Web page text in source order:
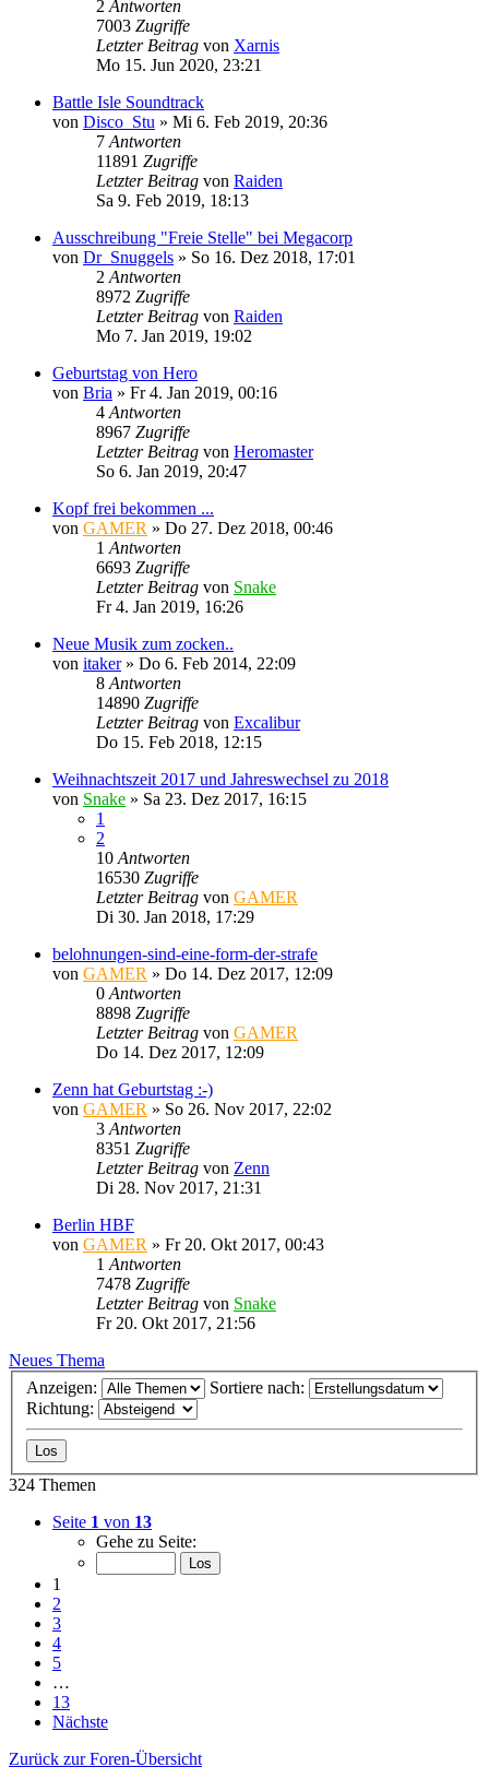
2 Antworten
7003 Zugriffe
Letzter Beitrag von Xarnis
Mo 15. Jun 2020, 23:21
Battle Isle Soundtrack
von Disco_Stu » Mi 6. Feb 2019, 20:36
7 Antworten
11891 Zugriffe
Letzter Beitrag von Raiden
Sa 9. Feb 2019, 18:13
Ausschreibung "Freie Stelle" bei Megacorp
von Dr_Snuggels » So 16. Dez 2018, 17:01
2 Antworten
8972 Zugriffe
Letzter Beitrag von Raiden
Mo 7. Jan 2019, 19:02
Geburtstag von Hero
von Bria » Fr 4. Jan 2019, 00:16
4 Antworten
8967 Zugriffe
Letzter Beitrag von Heromaster
So 6. Jan 2019, 20:47
Kopf frei bekommen ...
von GAMER » Do 27. Dez 2018, 00:46
1 Antworten
6693 Zugriffe
Letzter Beitrag von Snake
Fr 4. Jan 2019, 16:26
Neue Musik zum zocken..
von itaker» Do 6. Feb 2014, 22:09
8 Antworten
14890 Zugriffe
Letzter Beitrag von Excalibur
Do 15. Feb 2018, 12:15
Weihnachtszeit 2017 und Jahreswechsel zu 2018
von Snake » Sa 23. Dez 2017, 16:15
1
2
10 Antworten
16530 Zugriffe
Letzter Beitrag von GAMER
Di 30. Jan 2018, 17:29
belohnungen-sind-eine-form-der-strafe
von GAMER » Do 14. Dez 2017, 12:09
0 Antworten
8898 Zugriffe
Letzter Beitrag von GAMER
Do 14. Dez 2017, 12:09
Zenn hat Geburtstag :-)
von GAMER » So 26. Nov 2017, 22:02
3 Antworten
8351 Zugriffe
Letzter Beitrag von Zenn
Di 28. Nov 2017, 21:31
Berlin HBF
von GAMER » Fr 20. Okt 2017, 00:43
1 Antworten
7478 Zugriffe
Letzter Beitrag von Snake
Fr 20. Okt 2017, 21:56
Neues Thema
Anzeigen:
Sortiere nach:
Richtung:
324 Themen
Seite 1 von 13
Gehe zu Seite:
1
2
3
4
5
…
13
Nächste
Zurück zur Foren-Übersicht